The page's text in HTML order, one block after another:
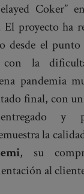
Coker”
El proyecto ha
desde el
con la
pandemia
final, con
y
la
, su
al